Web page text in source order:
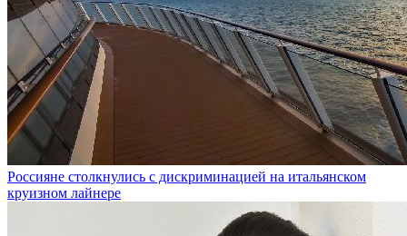
Россияне столкнулись с дискриминацией на итальянском
круизном лайнере